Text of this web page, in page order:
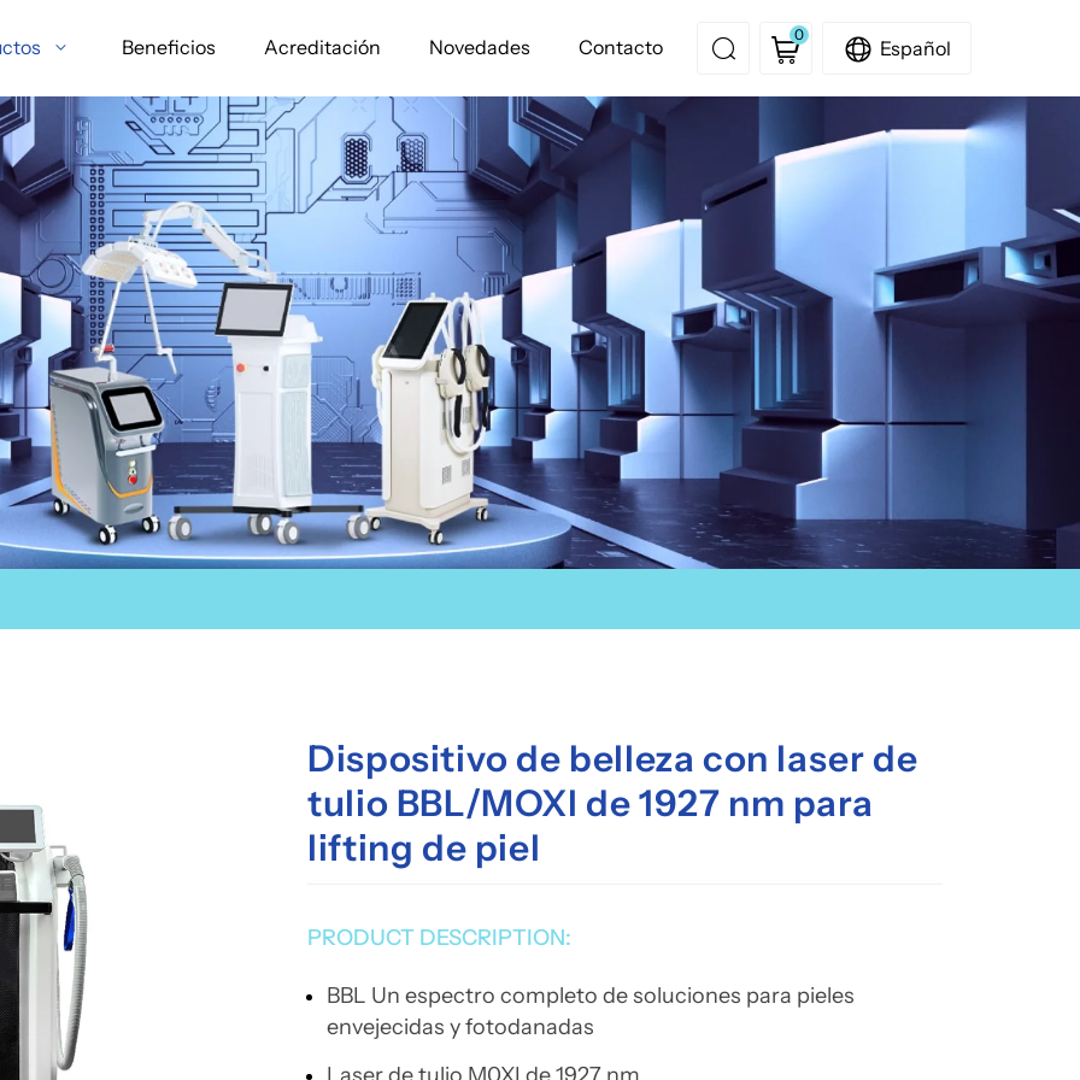
Beneficios Acreditación Novedades Contacto 0
Español
Dispositivo de belleza con laser de
tulio BBL/MOXl de 1927 nm para
lifting de piel
PRODUCT DESCRIPTION:
BBL Un espectro completo de soluciones para pieles
envejecidas y fotodanadas